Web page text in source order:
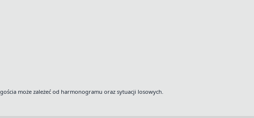
może zależeć od harmonogramu oraz sytuacji losowych.